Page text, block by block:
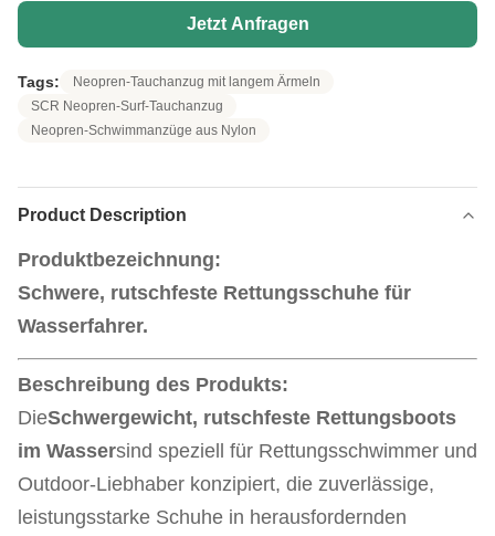
Jetzt Anfragen
Tags:
Neopren-Tauchanzug mit langem Ärmeln
SCR Neopren-Surf-Tauchanzug
Neopren-Schwimmanzüge aus Nylon
Product Description
Produktbezeichnung:
Schwere, rutschfeste Rettungsschuhe für
Wasserfahrer.
Beschreibung des Produkts:
DieSchwergewicht, rutschfeste Rettungsboots
im Wassersind speziell für Rettungsschwimmer und
Outdoor-Liebhaber konzipiert, die zuverlässige,
leistungsstarke Schuhe in herausfordernden